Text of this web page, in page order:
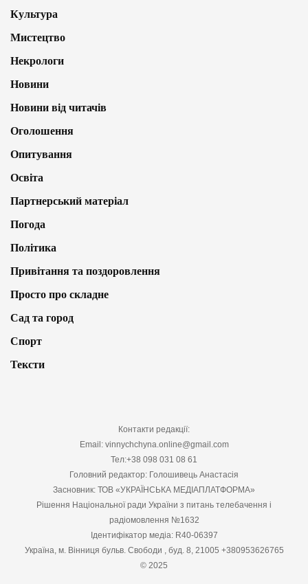
Культура
Мистецтво
Некрологи
Новини
Новини від читачів
Оголошення
Опитування
Освіта
Партнерський матеріал
Погода
Політика
Привітання та поздоровлення
Просто про складне
Сад та город
Спорт
Тексти
Контакти редакції:
Email: vinnychchyna.online@gmail.com
Тел:+38 098 031 08 61
Головний редактор: Голошивець Анастасія
Засновник: ТОВ «УКРАЇНСЬКА МЕДІАПЛАТФОРМА»
Рішення Національної ради України з питань телебачення і
радіомовлення №1632
Ідентифікатор медіа: R40-06397
Україна, м. Вінниця бульв. Свободи , буд. 8, 21005 +380953626765
© 2025